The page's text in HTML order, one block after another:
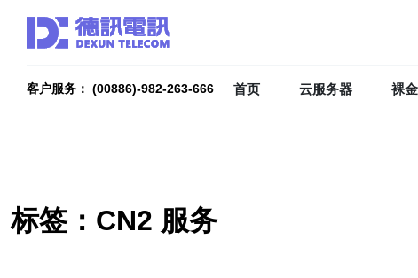
客户服务： (00886)-982-263-666 首页 云服务器 裸
标签：CN2 服务